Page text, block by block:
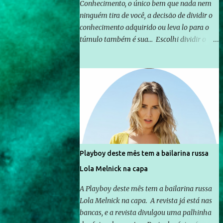
Conhecimento, o único bem que nada nem
ninguém tira de você, a decisão de dividir o
conhecimento adquirido ou leva lo para o
túmulo também é sua... Escolhi dividir o
mais e mais pessoas terem acesso a
educação e ao conhecimento. Não sou
Professor, a mais nobre das profissões, mas
tento ser um empreendedor da
comunicação, que além de informação
cotidiana, corriqueira e cada vez mais
preocupantes, do tipo que você já esta
acostumado a ver neste espaço, vou
trabalhar a ideia que possibilite distribuir
consistente a riqueza do conhecimento...
Exemplo: o cidadão brasileiro não precisa só
ser informado sobre operações da Lava Jato,
Playboy deste mês tem a bailarina russa
Lola Melnick na capa
A Playboy deste mês tem a bailarina russa
Lola Melnick na capa. A revista já está nas
bancas, e a revista divulgou uma palhinha